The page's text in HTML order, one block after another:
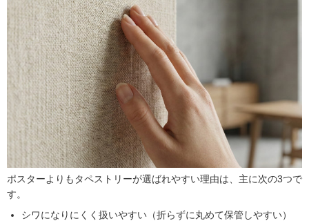
ポスターよりもタペストリーが選ばれやすい理由は、主に次の3つで
す。
シワになりにくく扱いやすい（折らずに丸めて保管しやすい）